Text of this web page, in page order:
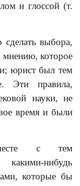
и глоссой (т.
выбора,
мнению, которое
юрист был тем
Эти правила,
науки, не
время и были
с тем
нибудь
которые бы